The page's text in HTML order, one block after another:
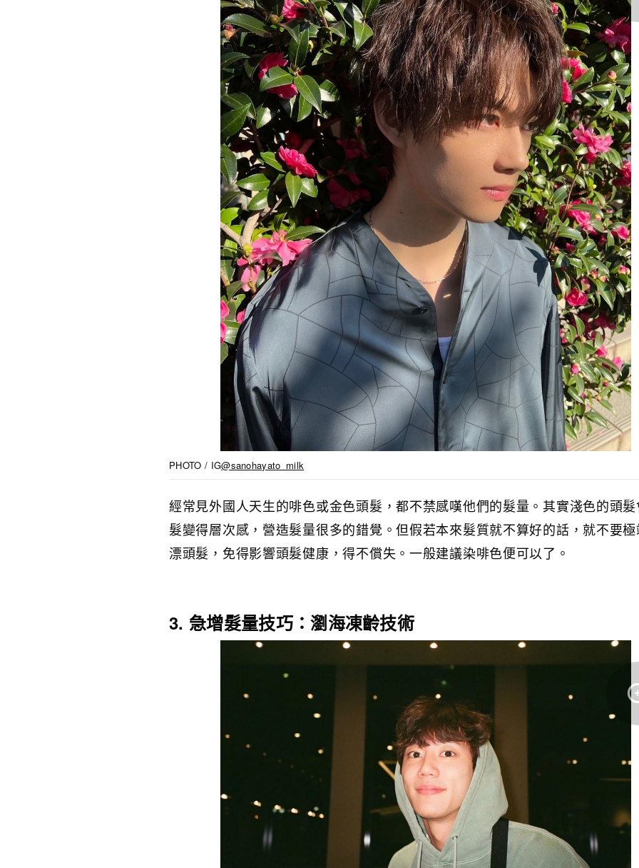
PHOTO / IG@sanohayato_milk
經常見外國人天生的啡色或金色頭髮，都不禁感嘆他們的髮量。其實淺色的頭
髮變得層次感，營造髮量很多的錯覺。但假若本來髮質就不算好的話，就不要
漂頭髮，免得影響頭髮健康，得不償失。一般建議染啡色便可以了。
3. 急增髮量技巧：瀏海凍齡技術